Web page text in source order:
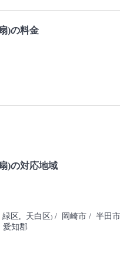
)の料金
)の対応地域
区 , 天白区) / 岡崎市 / 半田市
知郡